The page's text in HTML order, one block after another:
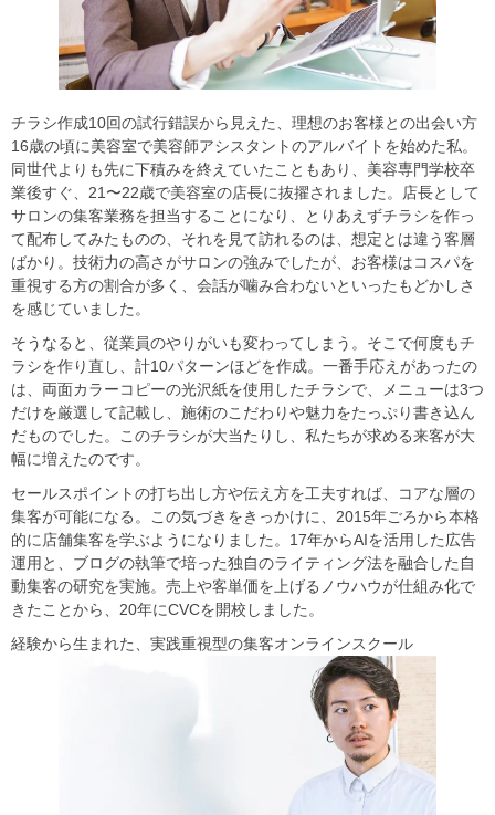
チラシ作成10回の試行錯誤から見えた、理想のお客様との出会い方
16歳の頃に美容室で美容師アシスタントのアルバイトを始めた私。
同世代よりも先に下積みを終えていたこともあり、美容専門学校卒
業後すぐ、21〜22歳で美容室の店長に抜擢されました。店長として
サロンの集客業務を担当することになり、とりあえずチラシを作っ
て配布してみたものの、それを見て訪れるのは、想定とは違う客層
ばかり。技術力の高さがサロンの強みでしたが、お客様はコスパを
重視する方の割合が多く、会話が噛み合わないといったもどかしさ
を感じていました。
そうなると、従業員のやりがいも変わってしまう。そこで何度もチ
ラシを作り直し、計10パターンほどを作成。一番手応えがあったの
は、両面カラーコピーの光沢紙を使用したチラシで、メニューは3つ
だけを厳選して記載し、施術のこだわりや魅力をたっぷり書き込ん
だものでした。このチラシが大当たりし、私たちが求める来客が大
幅に増えたのです。
セールスポイントの打ち出し方や伝え方を工夫すれば、コアな層の
集客が可能になる。この気づきをきっかけに、2015年ごろから本格
的に店舗集客を学ぶようになりました。17年からAIを活用した広告
運用と、ブログの執筆で培った独自のライティング法を融合した自
動集客の研究を実施。売上や客単価を上げるノウハウが仕組み化で
きたことから、20年にCVCを開校しました。
経験から生まれた、実践重視型の集客オンラインスクール